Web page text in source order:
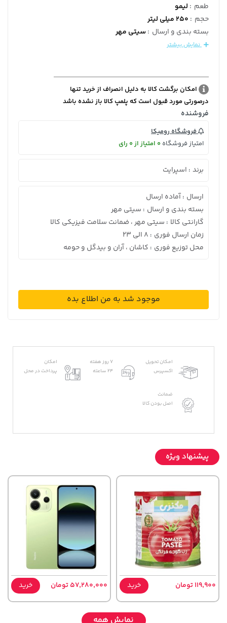
طعم : لیمو
حجم : 250 میلی لیتر
بسته بندی و ارسال :سیتی مهر
نمایش بیشتر
امکان برگشت کالا به دلیل انصراف از خرید تنها
درصورتی مورد قبول است که پلمپ کالا باز نشده باشد
فروشنده
فروشگاه رومیکا
امتیاز فروشگاه 0 امتیاز از 0 رای
برند : اسپرایت
ارسال : آماده ارسال
بسته بندی و ارسال : سیتی مهر
گارانتی کالا : سیتی مهر ، ضمانت سلامت فیزیکی کالا
زمان ارسال فوری : 8 الی 23
محل توزیع فوری : کاشان ، آران و بیدگل و حومه
موجود شد به من اطلاع بده
امکان تحویل
اکسپرس
7 روز هفته
24 ساعته
امکان
پرداخت در محل
ضمانت
اصل بودن کالا
پیشنهاد ویژه
119,900 تومان خرید 57,280,000 تومان خرید
نمایش همه